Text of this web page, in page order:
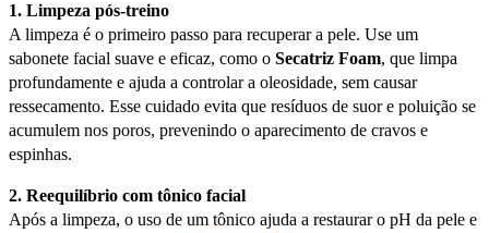
1. Limpeza pós-treino
A limpeza é o primeiro passo para recuperar a pele. Use um
sabonete facial suave e eficaz, como o Secatriz Foam, que limpa
profundamente e ajuda a controlar a oleosidade, sem causar
ressecamento. Esse cuidado evita que resíduos de suor e poluição se
acumulem nos poros, prevenindo o aparecimento de cravos e
espinhas.
2. Reequilíbrio com tônico facial
Após a limpeza, o uso de um tônico ajuda a restaurar o pH da pele e